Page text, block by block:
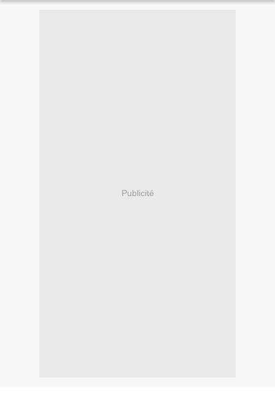
Publicité